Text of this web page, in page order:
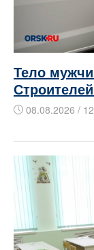
Тело
08.08.2026 /